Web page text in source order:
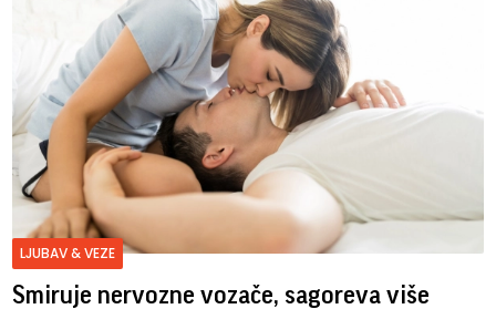
LJUBAV & VEZE
Smiruje nervozne vozače, sagoreva više